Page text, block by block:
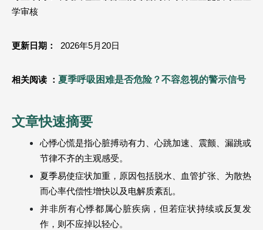
学审核
更新日期： 2026年5月20日
相关阅读 ： 夏季呼吸困难是否危险？不容忽视的警示信号
文章快速摘要
心悸心慌是指心脏搏动有力、心跳加速、震颤、漏跳或
节律不齐的主观感受。
夏季易使症状加重，原因包括脱水、血管扩张、为散热
而心率代偿性增快以及电解质紊乱。
并非所有心悸都属心脏疾病，但若症状持续或反复发
作，则不应掉以轻心。